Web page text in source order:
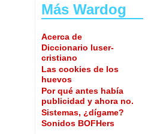
Más Wardog
Acerca de
Diccionario luser-
cristiano
Las cookies de los
huevos
Por qué antes había
publicidad y ahora no.
Sistemas, ¿dígame?
Sonidos BOFHers